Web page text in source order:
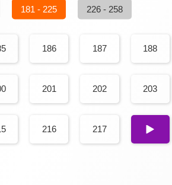
181 - 225 226 - 258
186 187 188
201 202 203
216 217 218